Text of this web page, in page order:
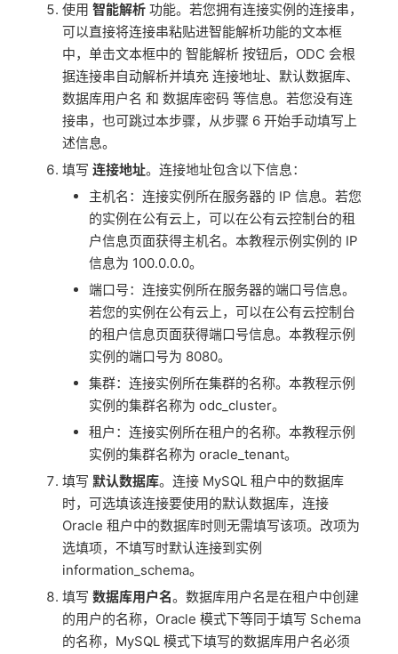
使用 智能解析 功能。若您拥有连接实例的连接串，
可以直接将连接串粘贴进智能解析功能的文本框
中，单击文本框中的 智能解析 按钮后，ODC 会根
据连接串自动解析并填充 连接地址、默认数据库、
数据库用户名 和 数据库密码 等信息。若您没有连
接串，也可跳过本步骤，从步骤 6 开始手动填写上
述信息。
填写 连接地址。连接地址包含以下信息：
主机名：连接实例所在服务器的 IP 信息。若您
的实例在公有云上，可以在公有云控制台的租
户信息页面获得主机名。本教程示例实例的 IP
信息为 100.0.0.0。
端口号：连接实例所在服务器的端口号信息。
若您的实例在公有云上，可以在公有云控制台
的租户信息页面获得端口号信息。本教程示例
实例的端口号为 8080。
集群：连接实例所在集群的名称。本教程示例
实例的集群名称为 odc_cluster。
租户：连接实例所在租户的名称。本教程示例
实例的集群名称为 oracle_tenant。
填写 默认数据库。连接 MySQL 租户中的数据库
时，可选填该连接要使用的默认数据库，连接
Oracle 租户中的数据库时则无需填写该项。改项为
选填项，不填写时默认连接到实例
information_schema。
填写 数据库用户名。数据库用户名是在租户中创建
的用户的名称，Oracle 模式下等同于填写 Schema
的名称，MySQL 模式下填写的数据库用户名必须